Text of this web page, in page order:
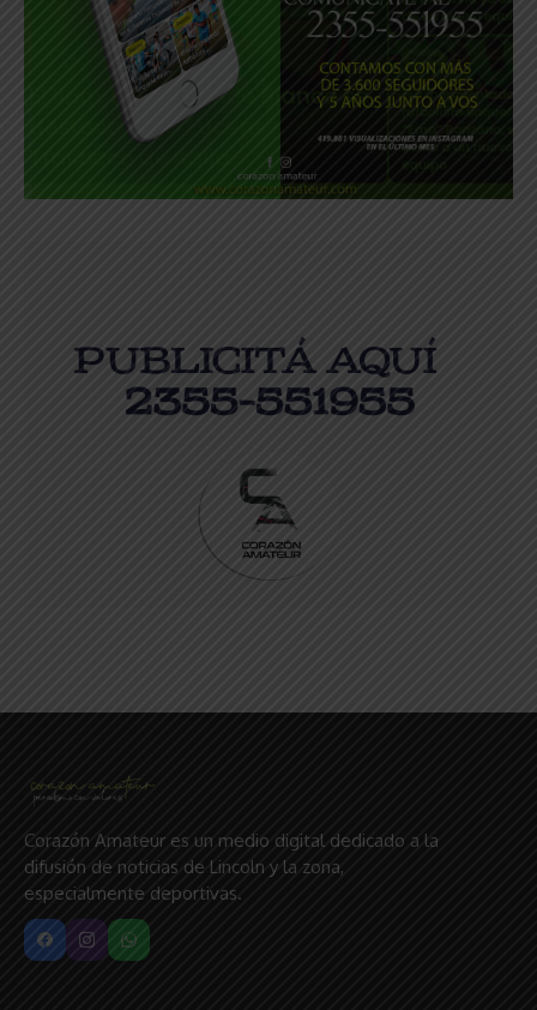
Corazón Amateur es un medio digital dedicado a la
difusión de noticias de Lincoln y la zona,
especialmente deportivas.